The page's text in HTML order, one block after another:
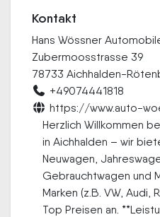
Kontakt
Hans Wössner
Zubermoosstrasse 39
78733 Aichhalden-
+49074441818
https://www.auto-
Herzlich Willkommen
in Aichhalden – wir
Neuwagen,
Gebrauchtwagen und
Marken (z.B. VW, Audi,
Top Preisen an.